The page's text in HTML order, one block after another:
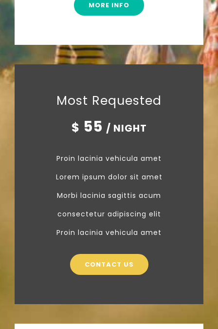
MORE INFO
Most Requested
$ 55 / NIGHT
Proin lacinia vehicula amet
Lorem ipsum dolor sit amet
Morbi lacinia sagittis acum
consectetur adipiscing elit
Proin lacinia vehicula amet
CONTACT US